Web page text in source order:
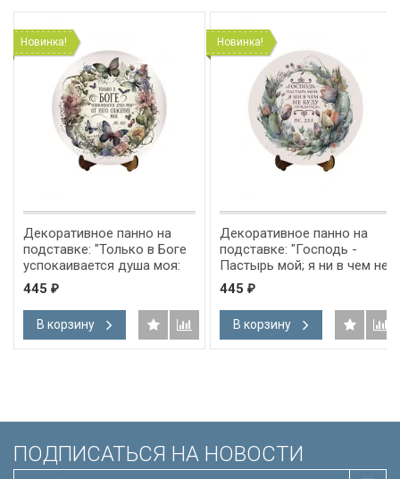
Новинка!
Декоративное панно на
подставке: "Только в Боге
успокаивается душа моя:
от Него спасение мое" Пс
61:2
445 ₽
В корзину
Новинка!
Декоративное панно на
подставке: "Господь -
Пастырь мой; я ни в чем не
буду нуждаться" Пс 22:1
445 ₽
В корзину
ПОДПИСАТЬСЯ НА НОВОСТИ